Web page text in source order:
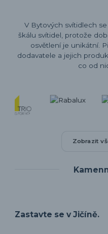
V Bytových svítidlech
škálu svítidel, protože
osvětlení je unikátní.
dodavatele a jejich
co od
Zobrazit
Zastavte se v Jičíně.